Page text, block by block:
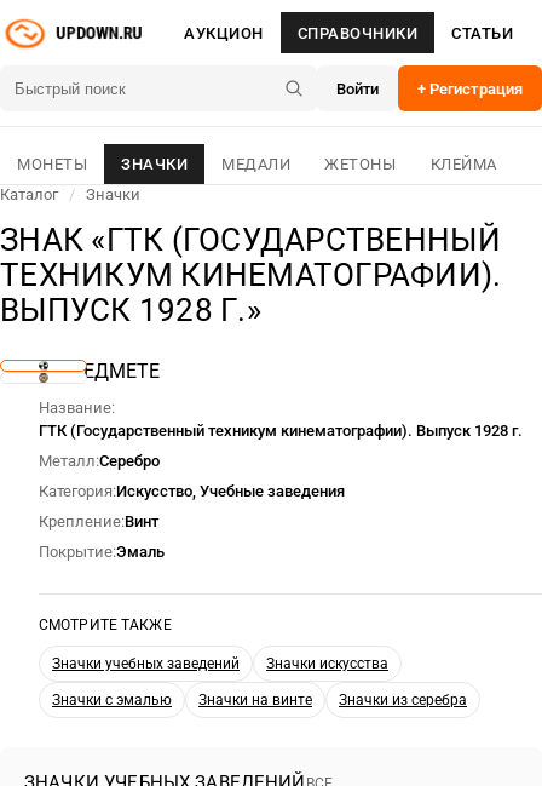
АУКЦИОН СПРАВОЧНИКИ СТАТЬИ
Войти + Регистрация
МОНЕТЫ ЗНАЧКИ МЕДАЛИ ЖЕТОНЫ
КЛЕЙМА
Каталог
/ Значки
ЗНАК «ГТК (ГОСУДАРСТВЕННЫЙ
ТЕХНИКУМ КИНЕМАТОГРАФИИ).
ВЫПУСК 1928 Г.»
О ПРЕДМЕТЕ
Название
ГТК (Государственный техникум кинематографии). Выпуск 1928 г.
Металл Серебро
Категория Искусство, Учебные заведения
Крепление Винт
Покрытие Эмаль
СМОТРИТЕ ТАКЖЕ
Значки учебных заведений Значки искусства
Значки с эмалью Значки на винте Значки из серебра